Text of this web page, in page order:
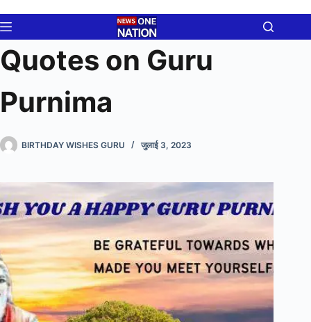
to
content
Quotes on Guru
Purnima
BIRTHDAY WISHES GURU जुलाई 3, 2023